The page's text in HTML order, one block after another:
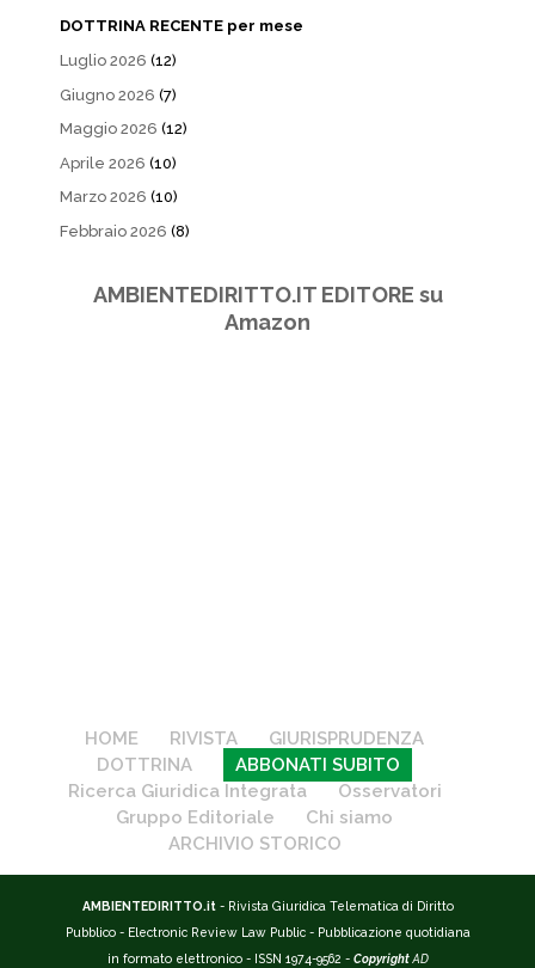
DOTTRINA RECENTE per mese
Luglio 2026 (12)
Giugno 2026 (7)
Maggio 2026 (12)
Aprile 2026 (10)
Marzo 2026 (10)
Febbraio 2026 (8)
AMBIENTEDIRITTO.IT EDITORE su
Amazon
HOME RIVISTA
GIURISPRUDENZA
DOTTRINA
ABBONATI SUBITO
Ricerca Giuridica Integrata
Osservatori
Gruppo Editoriale
Chi siamo
ARCHIVIO STORICO
AMBIENTEDIRITTO.it - Rivista Giuridica Telematica di Diritto
Pubblico - Electronic Review Law Public - Pubblicazione quotidiana
in formato elettronico - ISSN 1974-9562 - Copyright AD